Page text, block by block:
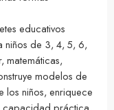
educativos
niños de 3, 4, 5, 6,
matemáticas,
modelos de
los niños, enriquece